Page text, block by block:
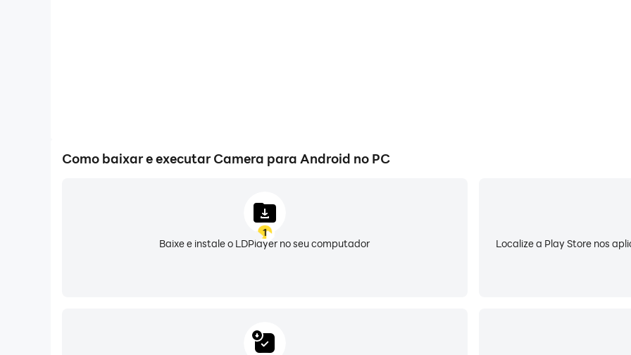
fornece uma opção adicional.
Este aplicativo é baseado no código câmera android nativa, e licenciado sob a Licença Apache .
Como baixar e executar Camera para Android no PC
1
Baixe e instale o LDPlayer no seu computador
Localize a Play Store nos